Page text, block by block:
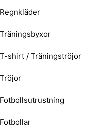
Regnkläder
Träningsbyxor
T-shirt / Träningströjor
Tröjor
Fotbollsutrustning
Fotbollar